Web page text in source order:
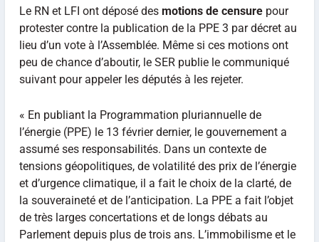
Le RN et LFI ont déposé des motions de censurepour
protester contre la publication de la PPE 3 par décret au
lieu d’un vote à l’Assemblée. Même si ces motions ont
peu de chance d’aboutir, le SER publie le communiqué
suivant pour appeler les députés à les rejeter.
« En publiant la Programmation pluriannuelle de
l’énergie (PPE) le 13 février dernier, le gouvernement a
assumé ses responsabilités. Dans un contexte de
tensions géopolitiques, de volatilité des prix de l’énergie
et d’urgence climatique, il a fait le choix de la clarté, de
la souveraineté et de l’anticipation. La PPE a fait l’objet
de très larges concertations et de longs débats au
Parlement depuis plus de trois ans. L’immobilisme et le